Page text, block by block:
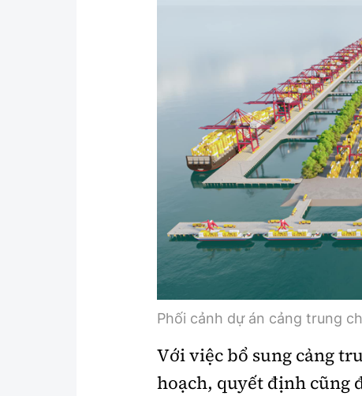
Âm nhạc
Thế giới giao thông
Thế giới xây dựng
Đi ++
Du lịch
Khám phá
Lối sống
Ẩm thực
Phối cảnh dự án cảng trung
Với việc bổ sung cảng
hoạch, quyết định cũng